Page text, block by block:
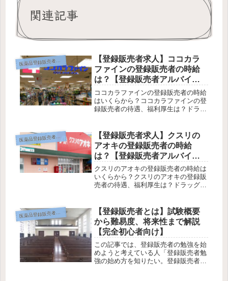
関連記事
医薬品登録販売者って何？
【登録販売者求人】ココカラ
ファインの登録販売者の時給
は？【登録販売者アルバイ
ト・パートの待遇を調査】
ココカラファインの登録販売者の時給
はいくらから？ココカラファインの登
録販売者の待遇、福利厚生は？ドラッ
にお答えします。この記事を読んでわ
かる事（記事の内容）・ココカラファ
イ...
医薬品登録販売者って何？
【登録販売者求人】クスリの
アオキの登録販売者の時給
は？【登録販売者アルバイ
ト・パートの待遇を調査】
クスリのアオキの登録販売者の時給は
いくらから？クスリのアオキの登録販
売者の待遇、福利厚生は？ドラッグス
えします。この記事を読んでわかる事
（記事の内容）・クスリのアオキの登
録...
医薬品登録販売者って何？
【登録販売者とは】試験概要
から難易度、将来性まで解説
【完全初心者向け】
この記事では、登録販売者の勉強を始
めようと考えている人「登録販売者勉
強の始め方を知りたい。登録販売者の